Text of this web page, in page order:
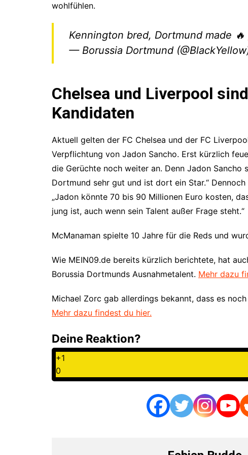
wohlfühlen.
Kennington bred, Dortmund made 🔥
— Borussia Dortmund
Chelsea und Liverpool
Kandidaten
Aktuell gelten der FC Chelsea und der FC
Verpflichtung von Jadon Sancho. Erst kürzlich
die Gerüchte noch weiter an. Denn Jadon Sancho
Dortmund sehr gut und ist dort ein Star.“
„Jadon könnte 70 bis 90 Millionen Euro kosten,
jung ist, auch wenn sein Talent außer Frage steht.“
McManaman spielte 10 Jahre für die Reds und
Wie MEIN09.de bereits kürzlich berichtete, hat
Borussia Dortmunds Ausnahmetalent. Mehr dazu
Michael Zorc gab allerdings bekannt, dass es
Mehr dazu findest du hier.
Deine Reaktion?
+1
0